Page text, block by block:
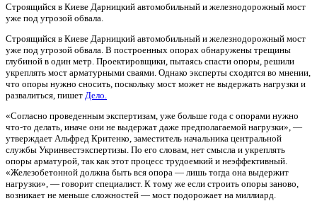
Строящийся в Киеве Дарницкий автомобильный и железнодорожный мост
уже под угрозой обвала.
Строящийся в Киеве Дарницкий автомобильный и железнодорожный мост
уже под угрозой обвала. В построенных опорах обнаружены трещины
глубиной в один метр. Проектировщики, пытаясь спасти опоры, решили
укреплять мост арматурными сваями. Однако эксперты сходятся во мнении,
что опоры нужно сносить, поскольку мост может не выдержать нагрузки и
развалиться, пишет Дело.
«Согласно проведенным экспертизам, уже больше года с опорами нужно
что-то делать, иначе они не выдержат даже предполагаемой нагрузки», —
утверждает Альфред Критенко, заместитель начальника центральной
службы Укринвестэкспертизы. По его словам, нет смысла и укреплять
опоры арматурой, так как этот процесс трудоемкий и неэффективный.
«Железобетонной должна быть вся опора — лишь тогда она выдержит
нагрузки», — говорит специалист. К тому же если строить опоры заново,
возникает не меньше сложностей — мост подорожает на миллиард.